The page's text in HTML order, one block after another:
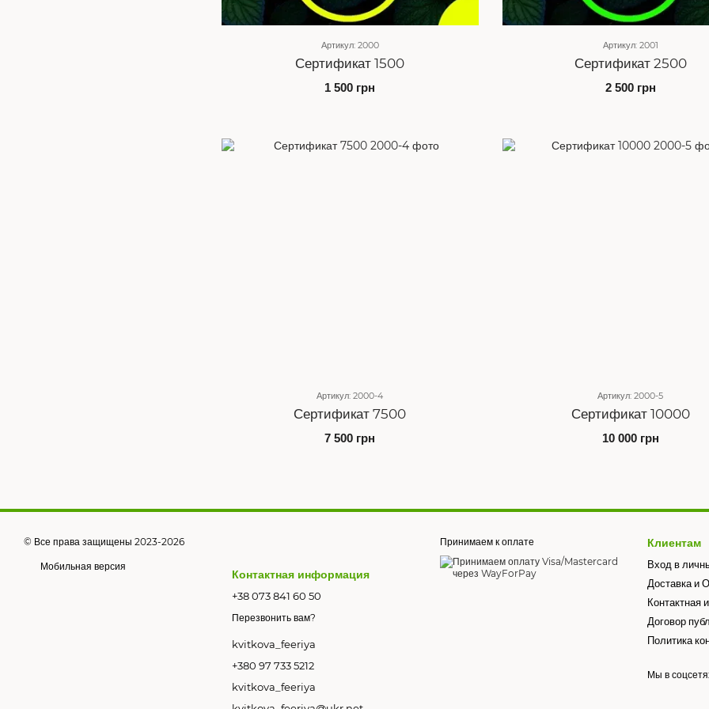
Артикул: 2000
Сертификат 1500
1 500 грн
Артикул: 2001
Сертификат 2500
2 500 грн
Артикул: 2000-4
Сертификат 7500
7 500 грн
Артикул: 2000-5
Сертификат 10000
10 000 грн
© Все права защищены 2023-2026
Мобильная версия
Контактная информация
+38 073 841 60 50
Перезвонить вам?
kvitkova_feeriya
+380 97 733 5212
kvitkova_feeriya
Принимаем к оплате
Клиентам
Вход в
Доставка и
Контактная
Договор
Политика
Мы в